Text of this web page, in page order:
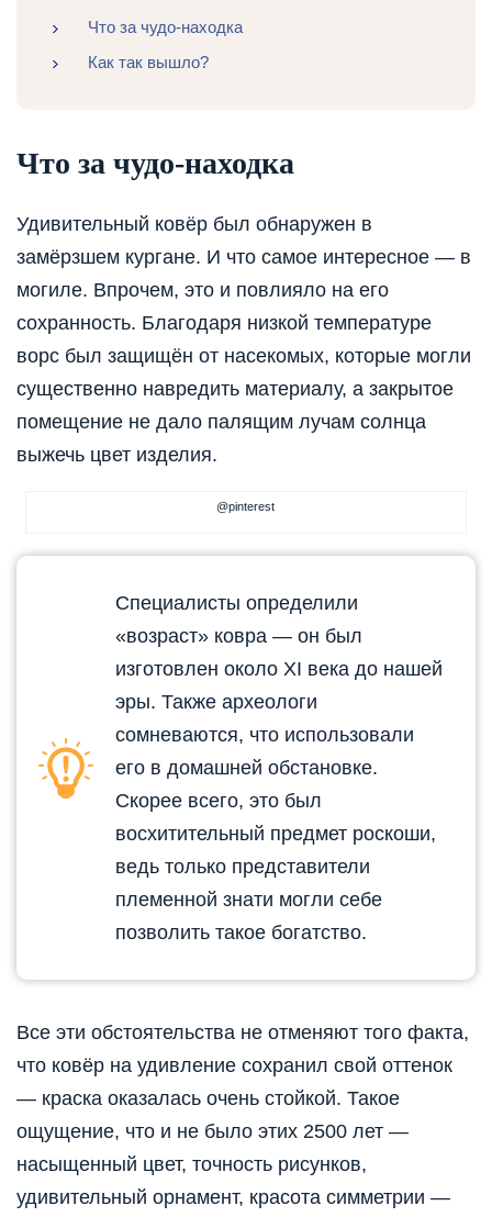
Что за чудо-находка
Как так вышло?
Что за чудо-находка
Удивительный ковёр был обнаружен в
замёрзшем кургане. И что самое интересное — в
могиле. Впрочем, это и повлияло на его
сохранность. Благодаря низкой температуре
ворс был защищён от насекомых, которые могли
существенно навредить материалу, а закрытое
помещение не дало палящим лучам солнца
выжечь цвет изделия.
@pinterest
Специалисты определили
«возраст» ковра — он был
изготовлен около XI века до нашей
эры. Также археологи
сомневаются, что использовали
его в домашней обстановке.
Скорее всего, это был
восхитительный предмет роскоши,
ведь только представители
племенной знати могли себе
позволить такое богатство.
Все эти обстоятельства не отменяют того факта,
что ковёр на удивление сохранил свой оттенок
— краска оказалась очень стойкой. Такое
ощущение, что и не было этих 2500 лет —
насыщенный цвет, точность рисунков,
удивительный орнамент, красота симметрии —